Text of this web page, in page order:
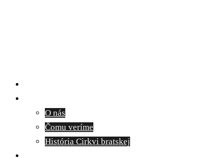
O nás
Čomu veríme
História Cirkvi bratskej